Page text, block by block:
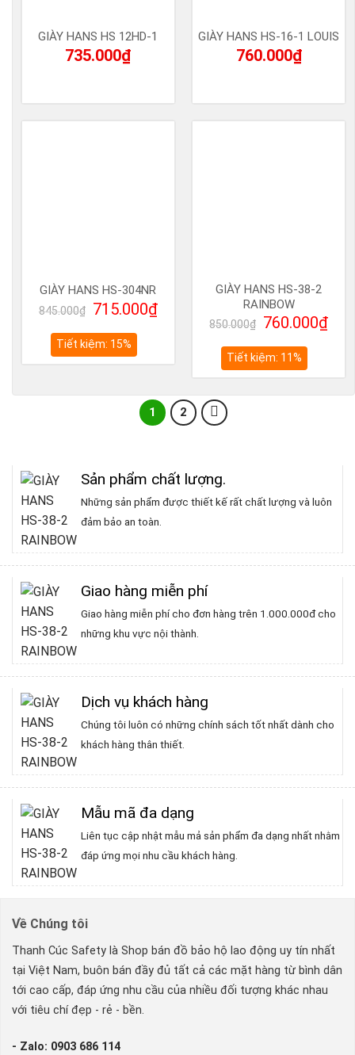
GIÀY HANS HS 12HD-1
735.000₫
GIÀY HANS HS-16-1 LOUIS
760.000₫
Tiết kiệm: 15%
GIÀY HANS HS-304NR
845.000₫
Giá
là:
845.000₫.
715.000₫Giá
715.000₫.
Tiết kiệm: 11%
GIÀY HANS HS-38-2
RAINBOW
850.000₫
Giá
là:
850.000₫.
760.000₫Giá
1 2
Sản phẩm chất lượng.
Những sản phẩm được thiết kế rất chất lượng và luôn
đảm bảo an toàn.
Giao hàng miễn phí
Giao hàng miễn phí cho đơn hàng trên 1.000.000đ cho
những khu vực nội thành.
Dịch vụ khách hàng
Chúng tôi luôn có những chính sách tốt nhất dành cho
khách hàng thân thiết.
Mẫu mã đa dạng
Liên tục cập nhật mẫu mả sản phẩm đa dạng nhất nhằm
đáp ứng mọi nhu cầu khách hàng.
Về Chúng tôi
Thanh Cúc Safety là Shop bán đồ bảo hộ lao động uy tín nhất
tại Việt Nam, buôn bán đầy đủ tất cả các mặt hàng từ bình dân
tới cao cấp, đáp ứng nhu cầu của nhiều đối tượng khác nhau
với tiêu chí đẹp - rẻ - bền.
- Zalo: 0903 686 114